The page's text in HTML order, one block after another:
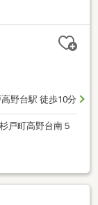
野台駅 徒歩10分
戸町高野台南５